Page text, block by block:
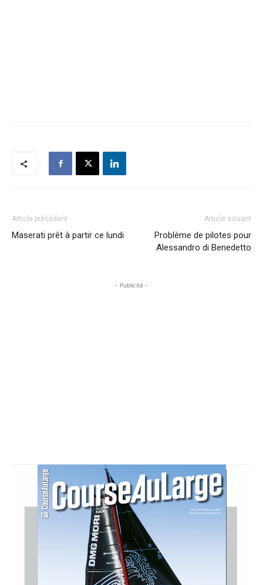
Article précédent
Maserati prêt à partir ce lundi
Article suivant
Problème de pilotes pour
Alessandro di Benedetto
- Publicité -